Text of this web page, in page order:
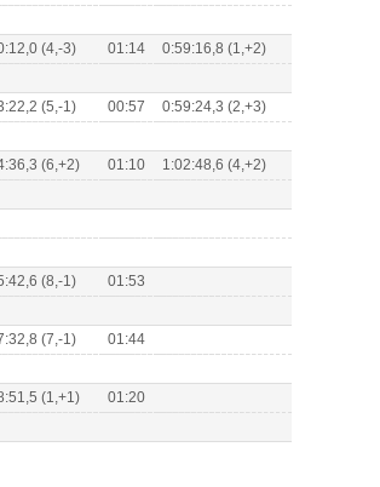
(4,-3) 01:14 0:59:16,8 (1,+2)
(5,-1) 00:57 0:59:24,3 (2,+3)
(6,+2) 01:10 1:02:48,6 (4,+2)
(8,-1) 01:53
(7,-1) 01:44
(1,+1) 01:20